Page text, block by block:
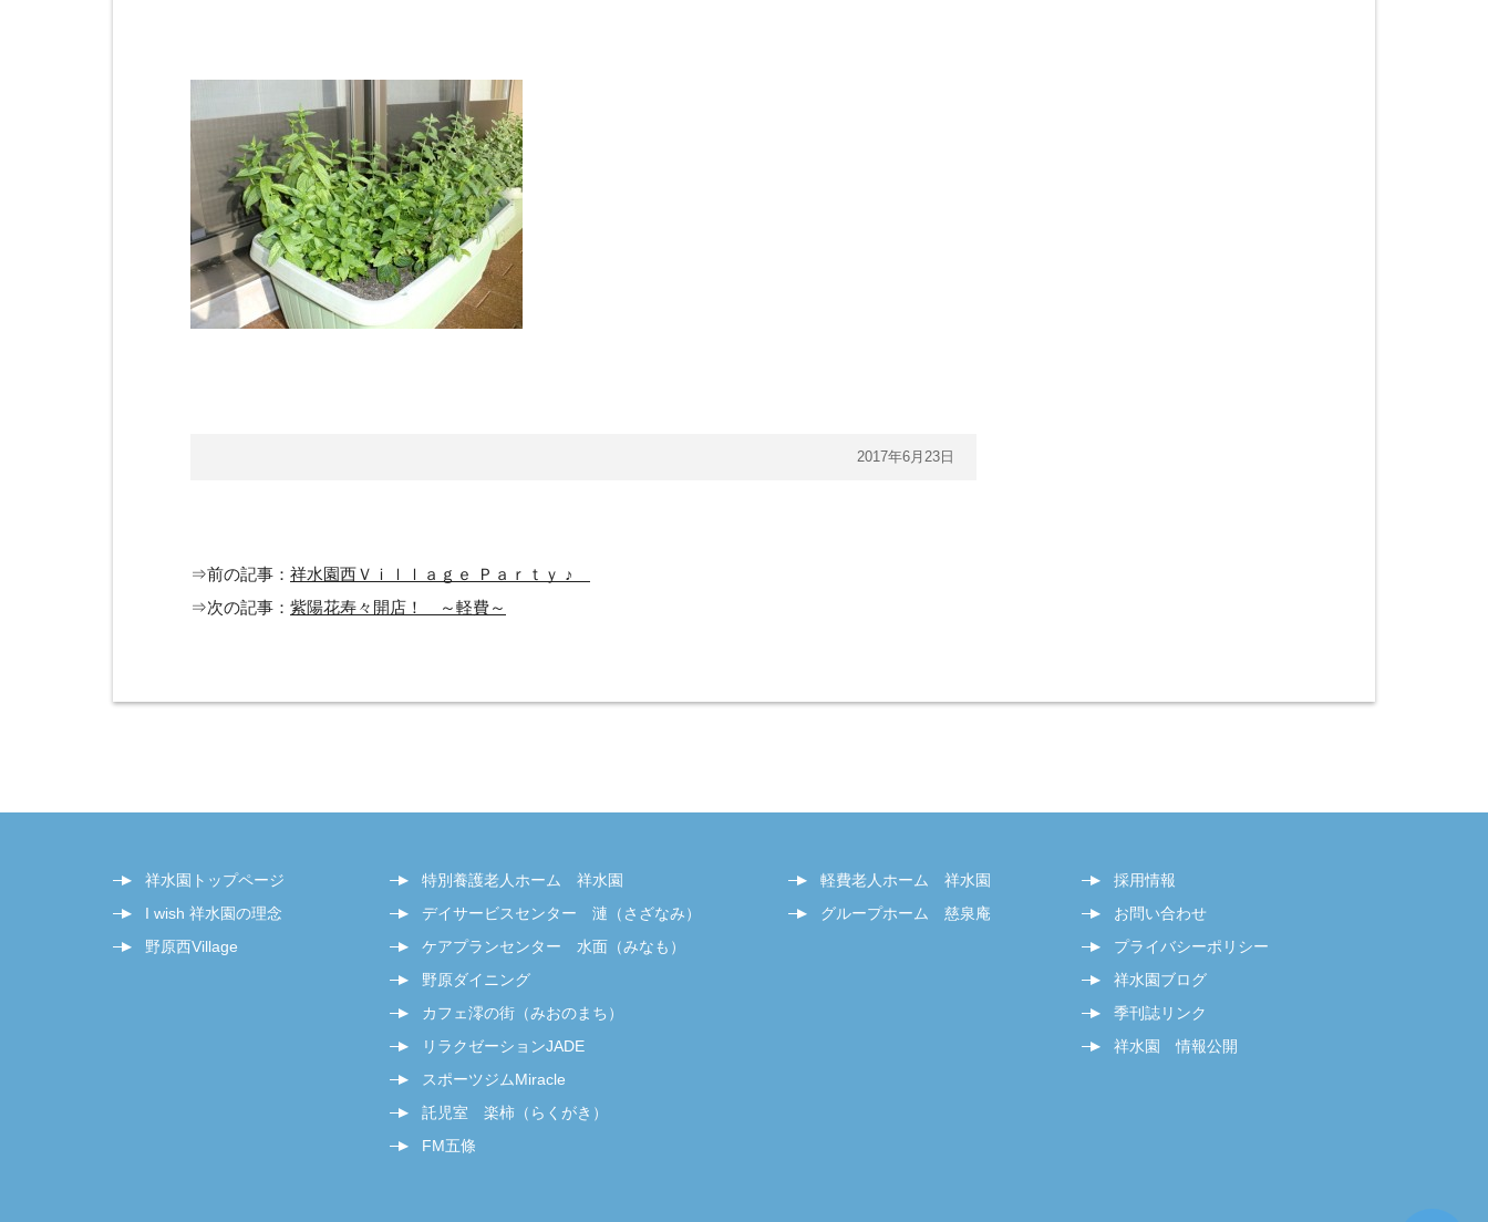
2017年6月23日
⇒前の記事： 祥水園西Ｖｉｌｌａｇｅ Ｐａｒｔｙ ♪
⇒次の記事： 紫陽花寿々開店！ ～軽費～
祥水園トップページ
I wish 祥水園の理念
野原西Village
特別養護老人ホーム 祥水園
デイサービスセンター 漣（さざなみ）
ケアプランセンター 水面（みなも）
野原ダイニング
カフェ澪の街（みおのまち）
リラクゼーションJADE
スポーツジムMiracle
託児室 楽柿（らくがき）
FM五條
軽費老人ホーム 祥水園
グループホーム 慈泉庵
採用情報
お問い合わせ
プライバシーポリシー
祥水園ブログ
季刊誌リンク
祥水園 情報公開